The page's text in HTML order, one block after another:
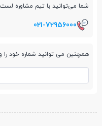
شما می‌توانید با تیم مشاوره
021-72956000
همچنین می توانید شماره خود را